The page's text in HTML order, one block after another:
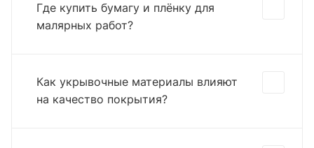
Где купить бумагу и плёнку для
малярных работ?
Как укрывочные материалы влияют
на качество покрытия?